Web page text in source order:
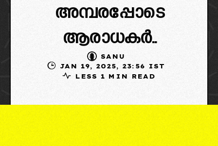
അമ്പരപ്പോടെ
ആരാധകർ..
SANU
JAN 19, 2025, 23:56 IST
LESS 1 MIN READ